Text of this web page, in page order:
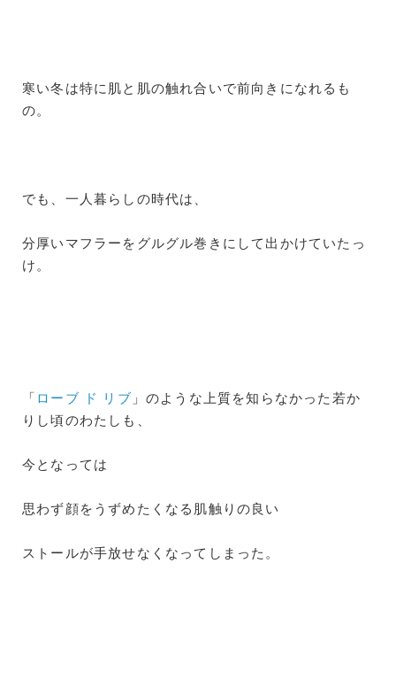
寒い冬は特に肌と肌の触れ合いで前向きになれるも
の。
でも、一人暮らしの時代は、
分厚いマフラーをグルグル巻きにして出かけていたっ
け。
「 ローブ ド リブ 」のような上質を知らなかった若か
りし頃のわたしも、
今となっては
思わず顔をうずめたくなる肌触りの良い
ストールが手放せなくなってしまった。